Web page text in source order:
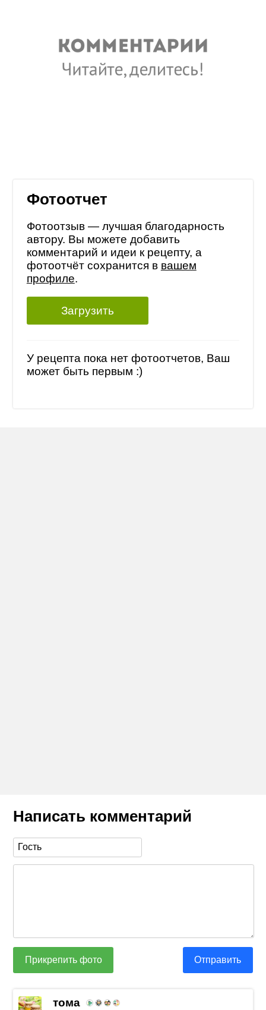
Фотоотчет
Фотоотзыв — лучшая благодарность
автору. Вы можете добавить
комментарий и идеи к рецепту, а
фотоотчёт сохранится в вашем
профиле.
Загрузить
У рецепта пока нет фотоотчетов, Ваш
может быть первым :)
Написать комментарий
Прикрепить фото Отправить
тома